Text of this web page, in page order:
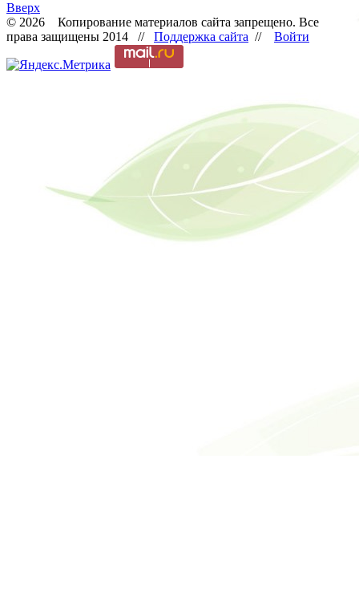
Вверх
© 2026 Копирование материалов сайта запрещено. Все
права защищены 2014 // Поддержка сайта // Войти